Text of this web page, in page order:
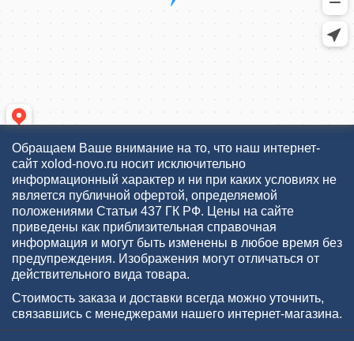
Обращаем Ваше внимание на то, что наш интернет-
сайт xolod-novo.ru носит исключительно
информационный характер и ни при каких условиях не
является публичной офертой, определяемой
положениями Статьи 437 ГК РФ. Цены на сайте
приведены как приблизительная справочная
информация и могут быть изменены в любое время без
предупреждения. Изображения могут отличаться от
действительного вида товара.
Стоимость заказа и доставки всегда можно уточнить,
связавшись с менеджерами нашего интернет-магазина.